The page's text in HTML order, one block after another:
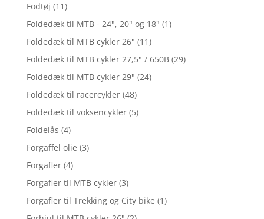
Fodtøj (11)
Foldedæk til MTB - 24", 20" og 18" (1)
Foldedæk til MTB cykler 26" (11)
Foldedæk til MTB cykler 27,5" / 650B (29)
Foldedæk til MTB cykler 29" (24)
Foldedæk til racercykler (48)
Foldedæk til voksencykler (5)
Foldelås (4)
Forgaffel olie (3)
Forgafler (4)
Forgafler til MTB cykler (3)
Forgafler til Trekking og City bike (1)